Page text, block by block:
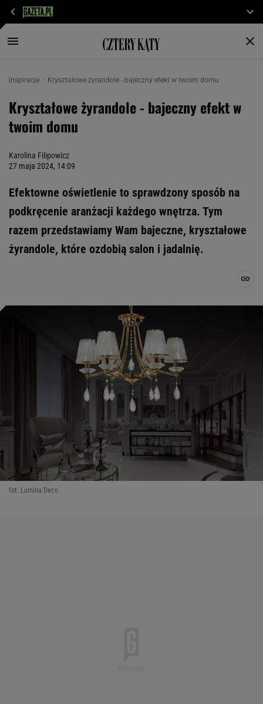
inspiracje Kryształowe żyrandole - bajeczny efekt w twoim domu
Kryształowe żyrandole - bajeczny efekt w
twoim domu
Karolina Filipowicz
27 maja 2024, 14:09
Efektowne oświetlenie to sprawdzony sposób na
podkręcenie aranżacji każdego wnętrza. Tym
razem przedstawiamy Wam bajeczne, kryształowe
żyrandole, które ozdobią salon i jadalnię.
fot. Lumina Deco